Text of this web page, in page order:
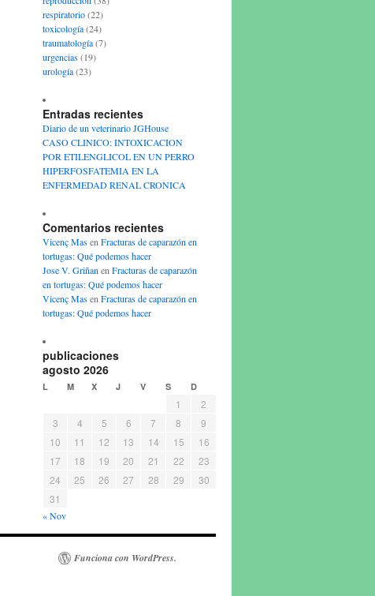
respiratorio(22)
toxicología(24)
traumatología(7)
urgencias(19)
urología(23)
Entradas recientes
Diario de un veterinario JGHouse
CASO CLINICO: INTOXICACION
POR ETILENGLICOL EN UN PERRO
HIPERFOSFATEMIA EN LA
ENFERMEDAD RENAL CRONICA
Comentarios recientes
Vicenç Masen Fracturas de caparazón en
tortugas: Qué podemos hacer
Jose V. Griñan en Fracturas de caparazón
en tortugas: Qué podemos hacer
Vicenç Masen Fracturas de caparazón en
tortugas: Qué podemos hacer
publicaciones
agosto 2026
L M X J V S D
1
2
3
4 5 6 7 8
9
10
11 12 13 14 15
16
17
18 19 20 21 22
23
24
25 26 27 28 29
30
31
« Nov
Funciona con WordPress.